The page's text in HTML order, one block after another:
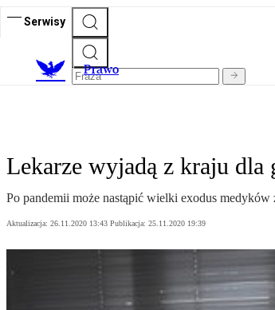
Serwisy
Prawo
Lekarze wyjadą z kraju dla
Po pandemii może nastąpić wielki exodus
Aktualizacja: 26.11.2020 13:43 Publikacja: 25.11.2020 19:39